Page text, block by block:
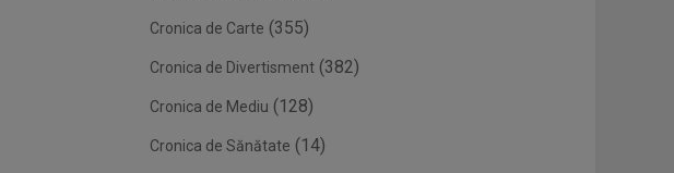
Cronica de Carte (355)
Cronica de Divertisment (382)
Cronica de Mediu (128)
Cronica de Sănătate (14)